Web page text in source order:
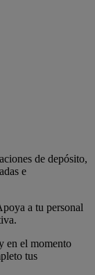
de depósito,
e
a tu personal
en el momento
tus